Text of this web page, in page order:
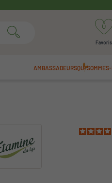
Favoris
AMBASSADEURSQUI